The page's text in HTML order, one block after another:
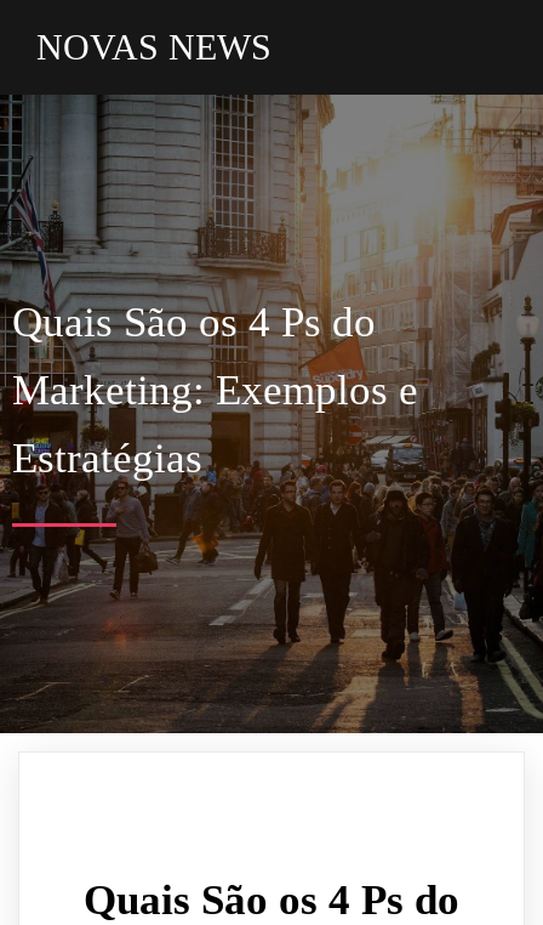
NOVAS NEWS
Quais São os 4 Ps do
Marketing: Exemplos e
Estratégias
Quais São os 4 Ps do